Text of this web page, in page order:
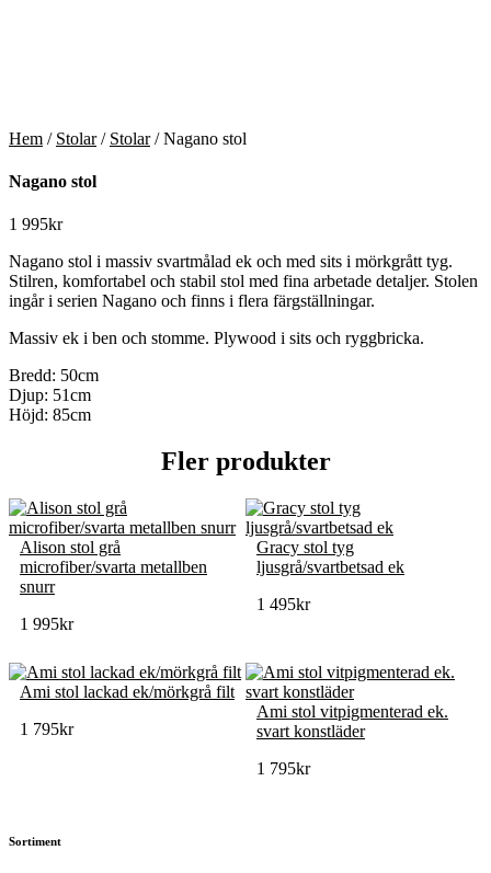
Hem / Stolar/ Stolar/ Nagano stol
Nagano stol
1 995kr
Nagano stol i massiv svartmålad ek och med sits i mörkgrått tyg.
Stilren, komfortabel och stabil stol med fina arbetade detaljer. Stolen
ingår i serien Nagano och finns i flera färgställningar.
Massiv ek i ben och stomme. Plywood i sits och ryggbricka.
Bredd: 50cm
Djup: 51cm
Höjd: 85cm
Fler produkter
Alison stol grå
microfiber/svarta metallben
snurr
1 995kr
Gracy stol tyg
ljusgrå/svartbetsad ek
1 495kr
Ami stol lackad ek/mörkgrå filt
1 795kr
Ami stol vitpigmenterad ek.
svart konstläder
1 795kr
Sortiment